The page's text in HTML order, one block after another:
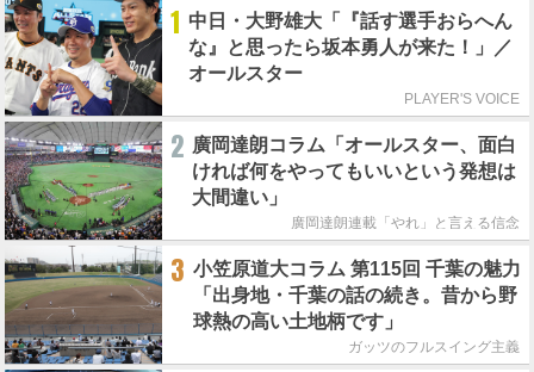
1 中日・大野雄大「『話す選手おらへん
な』と思ったら坂本勇人が来た！」／
オールスター
PLAYER'S VOICE
2 廣岡達朗コラム「オールスター、面白
ければ何をやってもいいという発想は
大間違い」
廣岡達朗連載「やれ」と言える信念
3 小笠原道大コラム 第115回 千葉の魅力
「出身地・千葉の話の続き。昔から野
球熱の高い土地柄です」
ガッツのフルスイング主義